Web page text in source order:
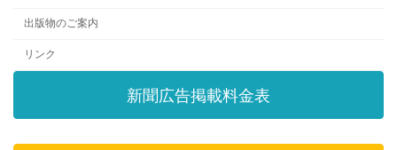
出版物のご案内
リンク
新聞広告掲載料金表